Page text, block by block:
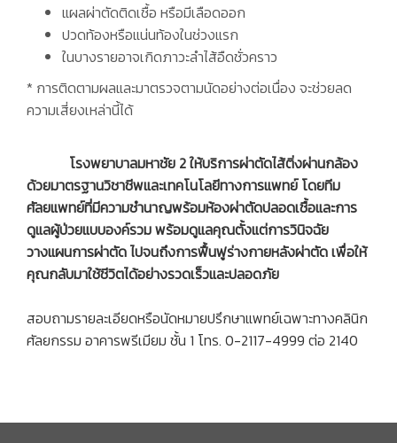
แผลผ่าตัดติดเชื้อ หรือมีเลือดออก
ปวดท้องหรือแน่นท้องในช่วงแรก
ในบางรายอาจเกิดภาวะลำไส้อืดชั่วคราว
* การติดตามผลและมาตรวจตามนัดอย่างต่อเนื่อง จะช่วยลด
ความเสี่ยงเหล่านี้ได้
โรงพยาบาลมหาชัย 2 ให้บริการผ่าตัดไส้ติ่งผ่านกล้อง
ด้วยมาตรฐานวิชาชีพและเทคโนโลยีทางการแพทย์ โดยทีม
ศัลยแพทย์ที่มีความชำนาญพร้อมห้องผ่าตัดปลอดเชื้อและการ
ดูแลผู้ป่วยแบบองค์รวม พร้อมดูแลคุณตั้งแต่การวินิจฉัย
วางแผนการผ่าตัด ไปจนถึงการฟื้นฟูร่างกายหลังผ่าตัด เพื่อให้
คุณกลับมาใช้ชีวิตได้อย่างรวดเร็วและปลอดภัย
สอบถามรายละเอียดหรือนัดหมายปรึกษาแพทย์เฉพาะทางคลินิก
ศัลยกรรม อาคารพรีเมียม ชั้น 1 โทร. 0-2117-4999 ต่อ 2140